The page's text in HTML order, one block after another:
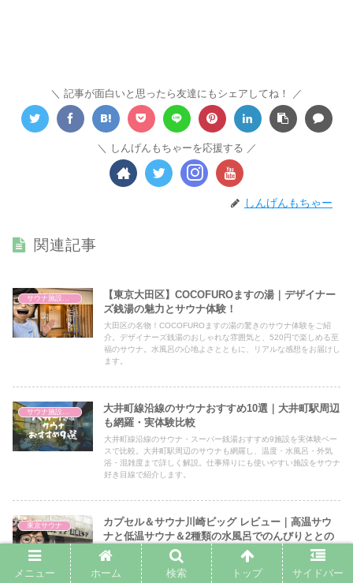
記事が面白いと思ったら友達にもシェアしてね！
しんげんもちゃーを応援する
しんげんもちゃー
関連記事
サウナ施設情報
【東京大田区】COCOFUROますの湯｜デザイナー
ズ銭湯の魅力とサウナ体験！
大田区の名物！COCOFUROますの湯の驚きのサウナ体験をご紹
介。デザイナーズ銭湯のおしゃれな雰囲気と、520円で楽しめる至
福のサウナ。水風呂の心地よさとともに、リアルな感想をお届けし
ます。
サウナ施設情報
大井町線沿線のサウナおすすめ10選｜大井町駅周辺
も網羅・実体験比較
大井町線沿線のサウナ・スーパー銭湯おすすめ9施設を実体験ベー
スで比較。大井町駅周辺のサウナも網羅し、温度・水風呂・外気
浴・混雑度まで詳しく解説。仕事帰りにも使いやすい施設をサウナ
好き目線で紹介します。
東京サウナ
カプセル＆サウナ川崎ビッグ レビュー｜高温サウ
ナと低温サウナ＆2種類の水風呂でのんびりととの
える川崎の老舗サウナ
川崎駅近くの老舗サウナ「カプセル＆サウナ川崎ビッグ」をレビュ
ー。98℃の高温サウナと75℃の低温サウナ、15℃と21℃の2種類の
メニュー ホーム 検索 トップ サイドバー